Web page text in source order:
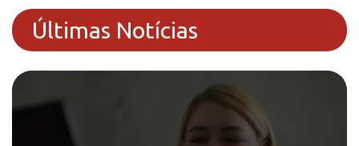
Últimas Notícias